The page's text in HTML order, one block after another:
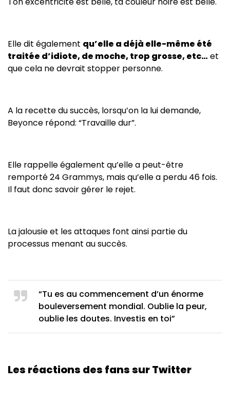
Elle dit également qu’elle a déjà elle-même été
traitée d’idiote, de moche, trop grosse, etc…et
que cela ne devrait stopper personne.
A la recette du succès, lorsqu’on la lui demande,
Beyonce répond: “Travaille dur”.
Elle rappelle également qu’elle a peut-être
remporté 24 Grammys, mais qu’elle a perdu 46 fois.
Il faut donc savoir gérer le rejet.
La jalousie et les attaques font ainsi partie du
processus menant au succès.
“Tu es au commencement d’un énorme
bouleversement mondial. Oublie la peur,
oublie les doutes. Investis en toi”
Les réactions des fans sur Twitter